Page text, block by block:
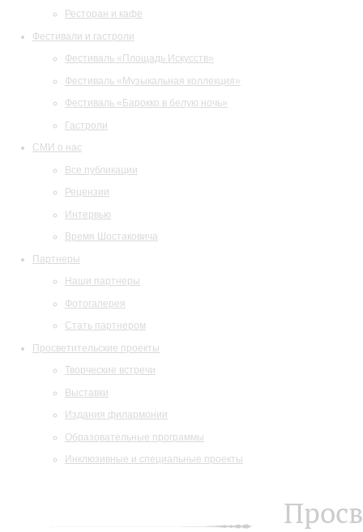
Ресторан и кафе
Фестивали и гастроли
Фестиваль «Площадь Искусств»
Фестиваль «Музыкальная коллекция»
Фестиваль «Барокко в белую ночь»
Гастроли
СМИ о нас
Все публикации
Рецензии
Интервью
Время Шостаковича
Партнеры
Наши партнеры
Фотогалерея
Стать партнером
Просветительские проекты
Творческие встречи
Выставки
Издания филармонии
Образовательные программы
Инклюзивные и специальные проекты